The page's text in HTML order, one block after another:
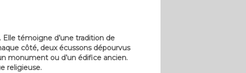
Elle témoigne d’une tradition de
côté, deux écussons dépourvus
monument ou d’un édifice ancien.
religieuse.